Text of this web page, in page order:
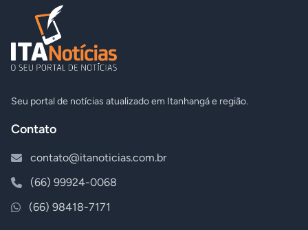
Seu portal de notícias atualizado em Itanhangá e região.
Contato
contato@itanoticias.com.br
(66) 99924-0068
(66) 98418-7171